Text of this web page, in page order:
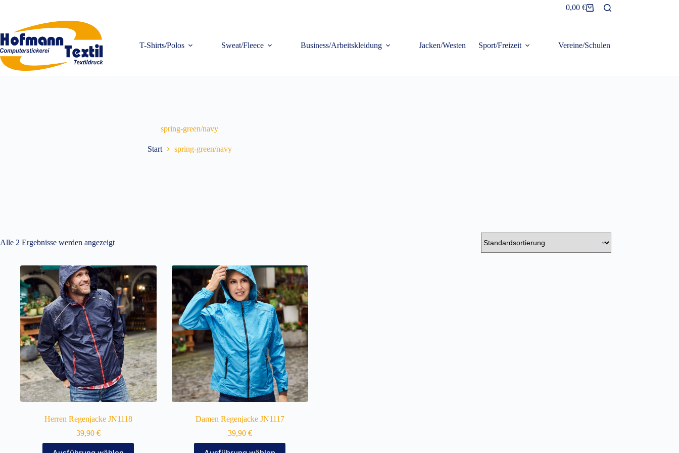
Warenkorb
0,00 €
T-Shirts/Polos Sweat/Fleece Business/Arbeitskleidung Jacken/Westen Sport/Freizeit Vereine/Schulen
spring-green/navy
Start spring-green/navy
Alle 2 Ergebnisse werden angezeigt
Herren Regenjacke JN1118
39,90 €
Damen Regenjacke JN1117
39,90 €